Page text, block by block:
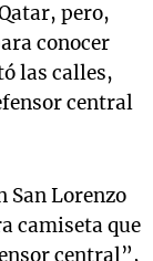
pero,
conocer
las calles,
central
San Lorenzo
camiseta que
central”,